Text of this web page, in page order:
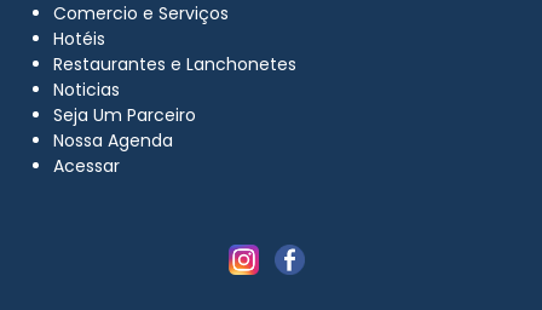
Comercio e Serviços
Hotéis
Restaurantes e Lanchonetes
Noticias
Seja Um Parceiro
Nossa Agenda
Acessar